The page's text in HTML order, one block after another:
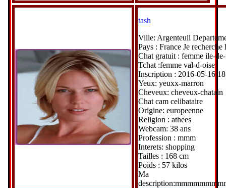
tash
Ville: Argenteuil
Pays : France Je recherche
Chat gratuit : femme ile-
Tchat :femme val-d-oise
Inscription : 2016-05-16
Yeux: yeuxx-marron
Cheveux: cheveux-chatain
Chat cam celibataire
Origine: europeenne
Religion : athees
Webcam: 38 ans
Profession : mmm
Interets: shopping
Tailles : 168 cm
Poids : 57 kilos
Ma